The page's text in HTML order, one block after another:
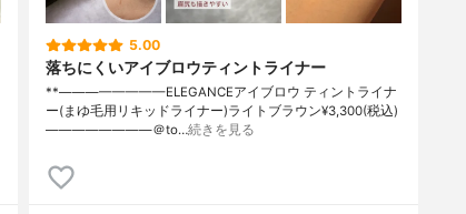
5.00
落ちにくいアイブロウティントライナー
**⁡————————⁡ELEGANCE⁡アイブロウ ティントライナ
ー(まゆ毛用リキッドライナー)⁡ライトブラウン⁡¥3,300(税込)
————————⁡＠to…続きを見る